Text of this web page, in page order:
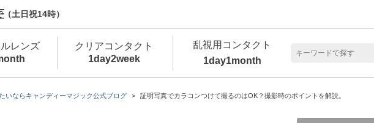
（土日祝14時）
いならキャンディーマジック公式ブログ 証明写真でカラコンつけて撮るのはOK？撮影時のポイントを解説。
レンズ
クリアコンタクト
1day2week
乱視用コンタクト
1day1month